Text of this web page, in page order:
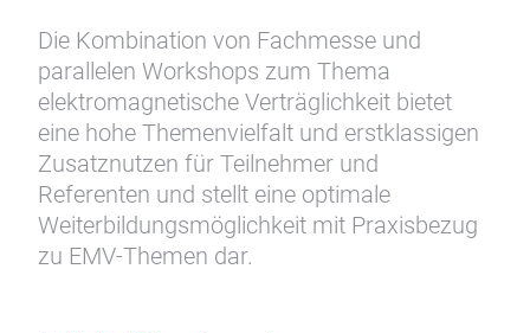
Die Kombination von Fachmesse und
parallelen Workshops zum Thema
elektromagnetische Verträglichkeit bietet
eine hohe Themenvielfalt und erstklassigen
Zusatznutzen für Teilnehmer und
Referenten und stellt eine optimale
Weiterbildungsmöglichkeit mit Praxisbezug
zu EMV-Themen dar.